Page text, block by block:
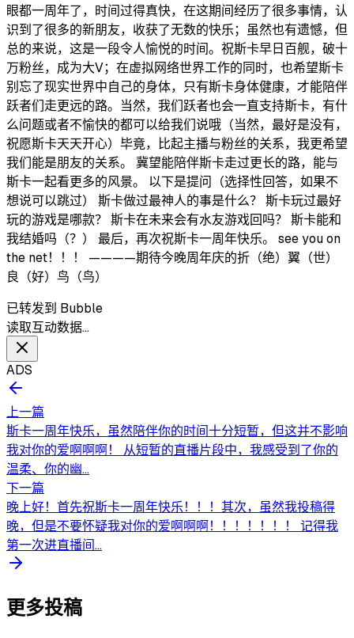
眼都一周年了，时间过得真快，在这期间经历了很多事情，认
识到了很多的新朋友，收获了无数的快乐；虽然也有遗憾，但
总的来说，这是一段令人愉悦的时间。祝斯卡早日百舰，破十
万粉丝，成为大V；在虚拟网络世界工作的同时，也希望斯卡
别忘了现实世界中自己的身体，只有斯卡身体健康，才能陪伴
跃者们走更远的路。当然，我们跃者也会一直支持斯卡，有什
么问题或者不愉快的都可以给我们说哦（当然，最好是没有，
祝愿斯卡天天开心）毕竟，比起主播与粉丝的关系，我更希望
我们能是朋友的关系。 冀望能陪伴斯卡走过更长的路，能与
斯卡一起看更多的风景。 以下是提问（选择性回答，如果不
想说可以跳过） 斯卡做过最神人的事是什么？ 斯卡玩过最好
玩的游戏是哪款？ 斯卡在未来会有水友游戏回吗？ 斯卡能和
我结婚吗（？） 最后，再次祝斯卡一周年快乐。 see you on
the net！！！ ————期待今晚周年庆的折（绝）翼（世）
良（好）鸟（鸟）
已转发到 Bubble
读取互动数据…
ADS
上一篇
斯卡一周年快乐，虽然陪伴你的时间十分短暂，但这并不影响
我对你的爱啊啊啊！ 从短暂的直播片段中，我感受到了你的
温柔、你的幽...
下一篇
晚上好！首先祝斯卡一周年快乐！！！其次，虽然我投稿得
晚，但是不要怀疑我对你的爱啊啊啊！！！！！！！ 记得我
第一次进直播间...
更多投稿